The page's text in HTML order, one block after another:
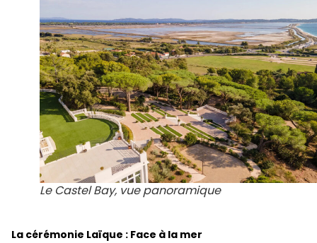
Le Castel Bay, vue panoramique
La cérémonie Laïque : Face à la mer